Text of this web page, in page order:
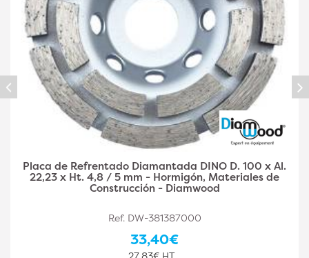
Placa diamantada DINO D. 125 x Al. 22,23 x Ht. 4,8 /
5 mm - hormigón, materiales de construcción -
Diamwood
Ref. DW-381387001
36,90€